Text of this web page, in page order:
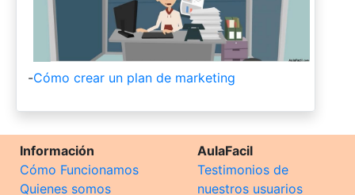
-Cómo crear un plan de marketing
Información
Cómo Funcionamos
Quienes somos
AulaFacil
Testimonios de
nuestros usuarios